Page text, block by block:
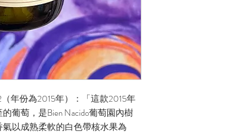
（年份為2015年）：「這款2015年
葡萄，是Bien Nacido葡萄園內樹
氣以成熟柔軟的白色帶核水果為